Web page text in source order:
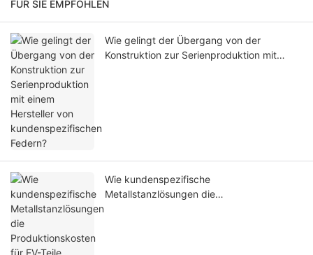
FÜR SIE EMPFOHLEN
Wie gelingt der Übergang von der
Konstruktion zur Serienproduktion mit
Wie kundenspezifische
Metallstanzlösungen die